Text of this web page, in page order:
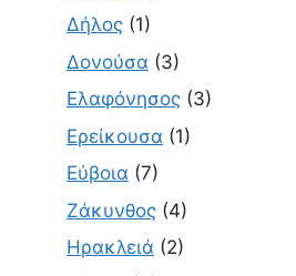
Δήλος (1)
Δονούσα (3)
Ελαφόνησος (3)
Ερείκουσα (1)
Εύβοια (7)
Ζάκυνθος (4)
Ηρακλειά (2)